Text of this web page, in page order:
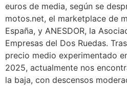
euros de media, según se
motos.net, el marketplace de
España, y ANESDOR, la
Empresas del Dos Ruedas.
precio medio experimentado
2025, actualmente nos
la baja, con descensos